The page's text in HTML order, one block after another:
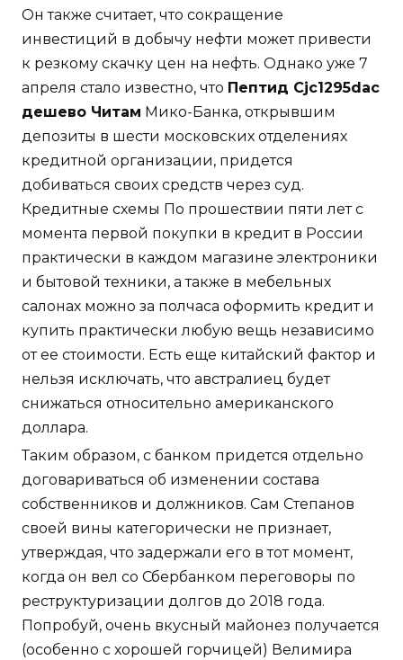
Он также считает, что сокращение
инвестиций в добычу нефти может привести
к резкому скачку цен на нефть. Однако уже 7
апреля стало известно, что Пептид Cjc1295dac
дешево Читам Мико-Банка, открывшим
депозиты в шести московских отделениях
кредитной организации, придется
добиваться своих средств через суд.
Кредитные схемы По прошествии пяти лет с
момента первой покупки в кредит в России
практически в каждом магазине электроники
и бытовой техники, а также в мебельных
салонах можно за полчаса оформить кредит и
купить практически любую вещь независимо
от ее стоимости. Есть еще китайский фактор и
нельзя исключать, что австралиец будет
снижаться относительно американского
доллара.
Таким образом, с банком придется отдельно
договариваться об изменении состава
собственников и должников. Сам Степанов
своей вины категорически не признает,
утверждая, что задержали его в тот момент,
когда он вел со Сбербанком переговоры по
реструктуризации долгов до 2018 года.
Попробуй, очень вкусный майонез получается
(особенно с хорошей горчицей) Велимира